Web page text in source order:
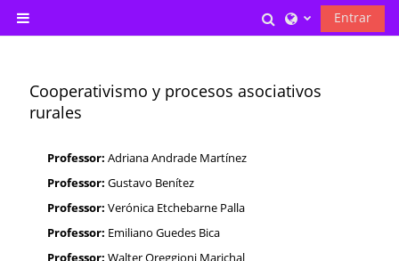
Painel lateral
Alternar entrada
Entrar
Cooperativismo y procesos asociativos
rurales
Professor: Adriana Andrade Martínez
Professor: Gustavo Benítez
Professor: Verónica Etchebarne Palla
Professor: Emiliano Guedes Bica
Professor: Walter Oreggioni Marichal